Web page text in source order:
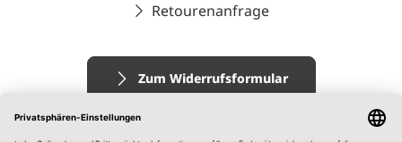
Retourenanfrage
Zum Widerrufsformular